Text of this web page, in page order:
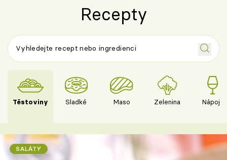
Recepty
Těstoviny Sladké Maso Zelenina Nápoje
SALÁTY